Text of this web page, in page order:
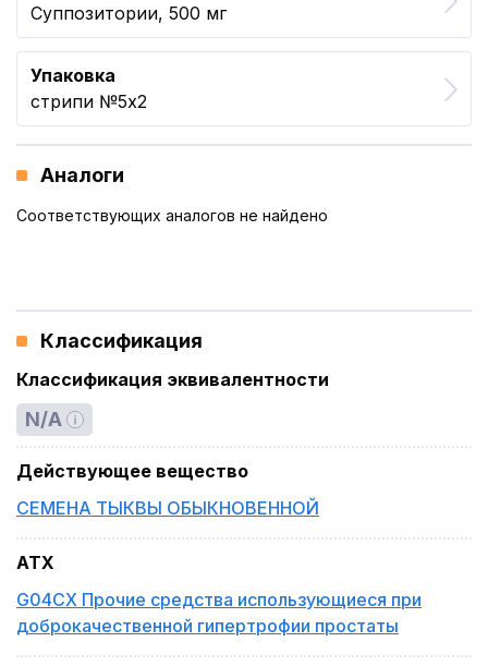
Суппозитории, 500 мг
Упаковка
стрипи №5x2
Аналоги
Соответствующих аналогов не найдено
Классификация
Классификация эквивалентности
N/A
Действующее вещество
СЕМЕНА ТЫКВЫ ОБЫКНОВЕННОЙ
ATX
G04CX Прочие средства использующиеся при
доброкачественной гипертрофии простаты